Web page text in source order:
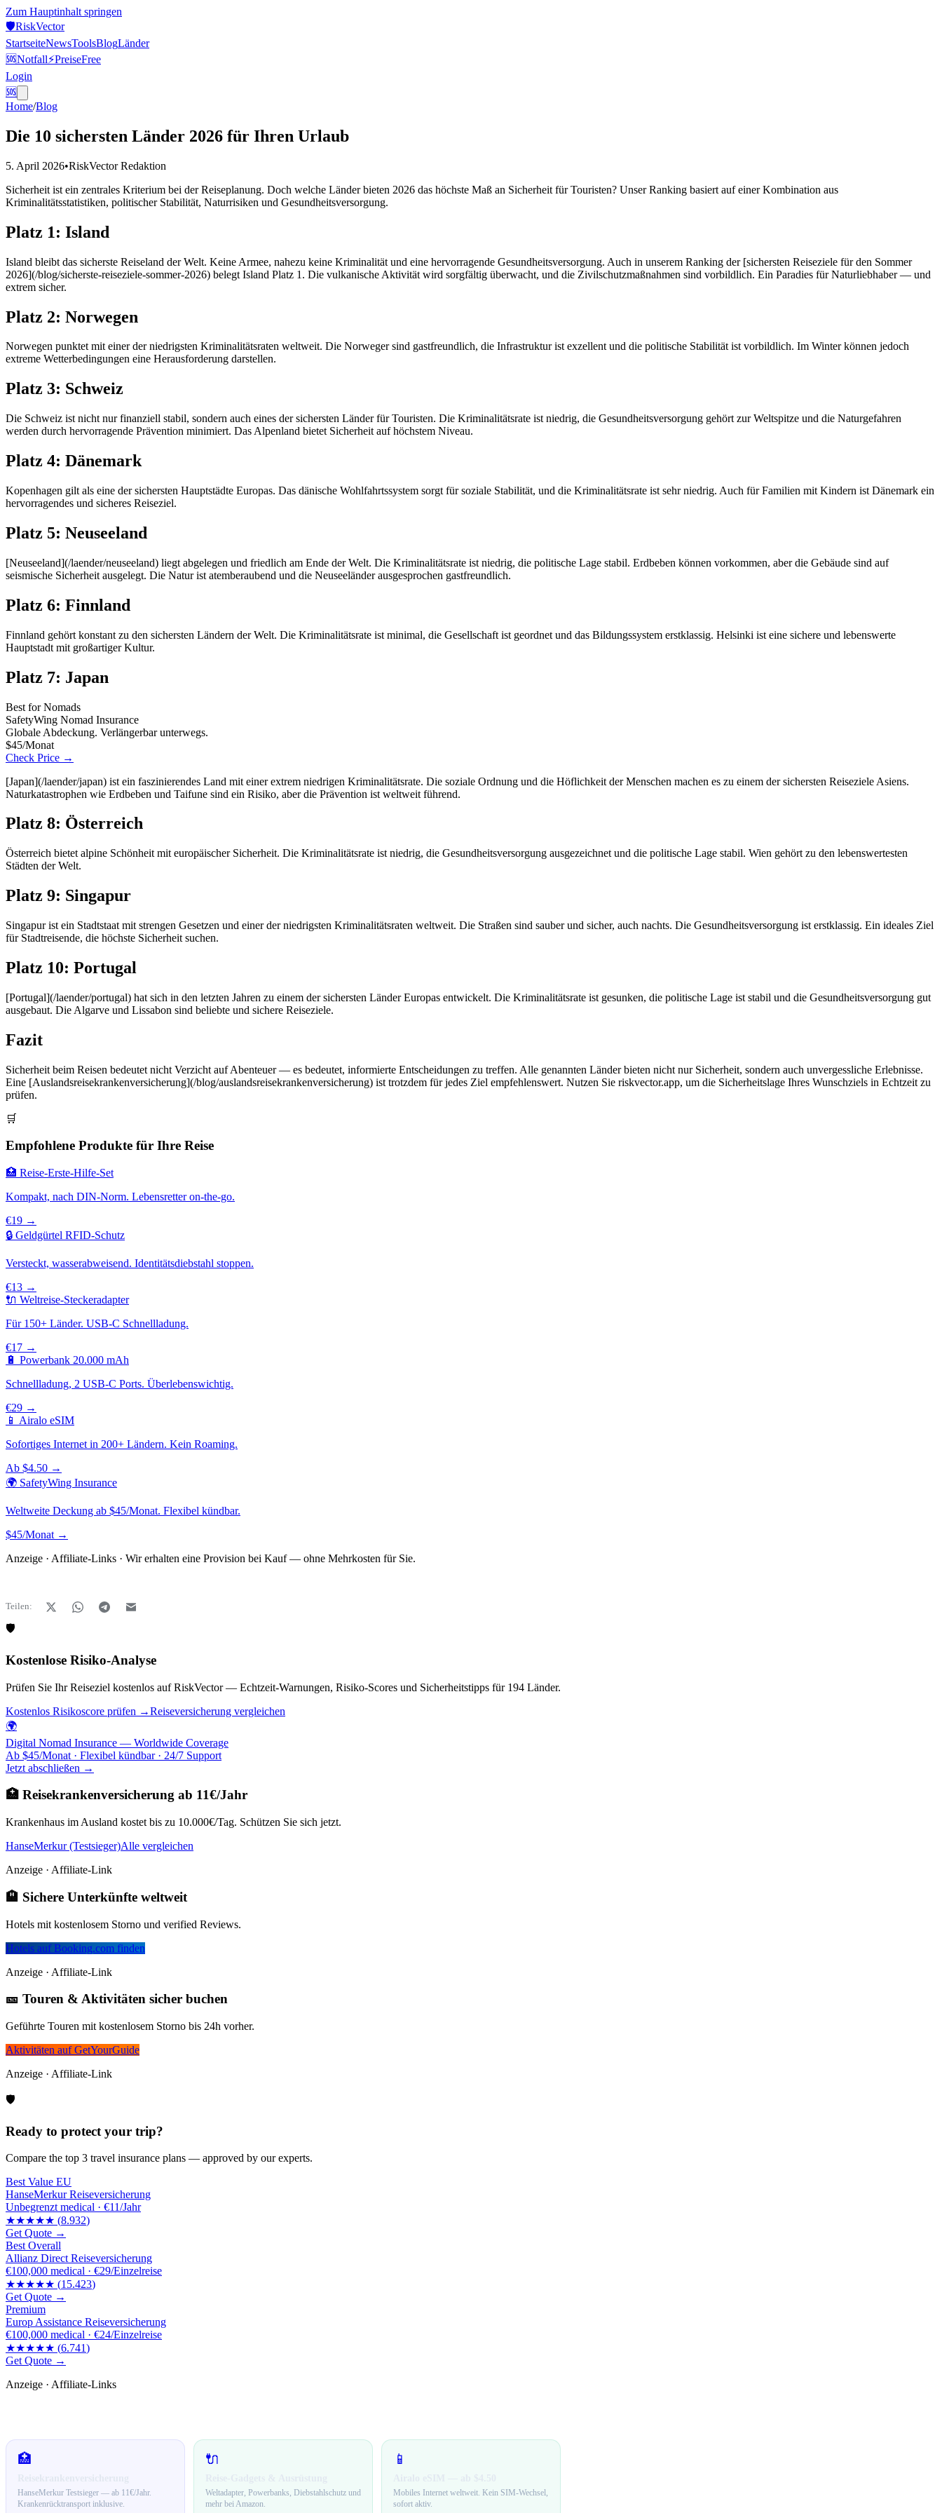
Zum Hauptinhalt springen
🛡️RiskVector
StartseiteNewsToolsBlogLänder
🆘Notfall⚡PreiseFree
Login
🆘
Home/Blog
Die 10 sichersten Länder 2026 für Ihren Urlaub
5. April 2026•RiskVector Redaktion
Sicherheit ist ein zentrales Kriterium bei der Reiseplanung. Doch welche Länder bieten 2026 das höchste Maß an Sicherheit für Touristen? Unser Ranking basiert auf einer Kombination aus
Kriminalitätsstatistiken, politischer Stabilität, Naturrisiken und Gesundheitsversorgung.
Platz 1: Island
Island bleibt das sicherste Reiseland der Welt. Keine Armee, nahezu keine Kriminalität und eine hervorragende Gesundheitsversorgung. Auch in unserem Ranking der [sichersten Reiseziele für den Sommer
2026](/blog/sicherste-reiseziele-sommer-2026) belegt Island Platz 1. Die vulkanische Aktivität wird sorgfältig überwacht, und die Zivilschutzmaßnahmen sind vorbildlich. Ein Paradies für Naturliebhaber — und
extrem sicher.
Platz 2: Norwegen
Norwegen punktet mit einer der niedrigsten Kriminalitätsraten weltweit. Die Norweger sind gastfreundlich, die Infrastruktur ist exzellent und die politische Stabilität ist vorbildlich. Im Winter können jedoch
extreme Wetterbedingungen eine Herausforderung darstellen.
Platz 3: Schweiz
Die Schweiz ist nicht nur finanziell stabil, sondern auch eines der sichersten Länder für Touristen. Die Kriminalitätsrate ist niedrig, die Gesundheitsversorgung gehört zur Weltspitze und die Naturgefahren
werden durch hervorragende Prävention minimiert. Das Alpenland bietet Sicherheit auf höchstem Niveau.
Platz 4: Dänemark
Kopenhagen gilt als eine der sichersten Hauptstädte Europas. Das dänische Wohlfahrtssystem sorgt für soziale Stabilität, und die Kriminalitätsrate ist sehr niedrig. Auch für Familien mit Kindern ist Dänemark ein
hervorragendes und sicheres Reiseziel.
Platz 5: Neuseeland
[Neuseeland](/laender/neuseeland) liegt abgelegen und friedlich am Ende der Welt. Die Kriminalitätsrate ist niedrig, die politische Lage stabil. Erdbeben können vorkommen, aber die Gebäude sind auf
seismische Sicherheit ausgelegt. Die Natur ist atemberaubend und die Neuseeländer ausgesprochen gastfreundlich.
Platz 6: Finnland
Finnland gehört konstant zu den sichersten Ländern der Welt. Die Kriminalitätsrate ist minimal, die Gesellschaft ist geordnet und das Bildungssystem erstklassig. Helsinki ist eine sichere und lebenswerte
Hauptstadt mit großartiger Kultur.
Platz 7: Japan
Best for Nomads
SafetyWing Nomad Insurance
Globale Abdeckung. Verlängerbar unterwegs.
$45/Monat
Check Price →
[Japan](/laender/japan) ist ein faszinierendes Land mit einer extrem niedrigen Kriminalitätsrate. Die soziale Ordnung und die Höflichkeit der Menschen machen es zu einem der sichersten Reiseziele Asiens.
Naturkatastrophen wie Erdbeben und Taifune sind ein Risiko, aber die Prävention ist weltweit führend.
Platz 8: Österreich
Österreich bietet alpine Schönheit mit europäischer Sicherheit. Die Kriminalitätsrate ist niedrig, die Gesundheitsversorgung ausgezeichnet und die politische Lage stabil. Wien gehört zu den lebenswertesten
Städten der Welt.
Platz 9: Singapur
Singapur ist ein Stadtstaat mit strengen Gesetzen und einer der niedrigsten Kriminalitätsraten weltweit. Die Straßen sind sauber und sicher, auch nachts. Die Gesundheitsversorgung ist erstklassig. Ein ideales Ziel
für Stadtreisende, die höchste Sicherheit suchen.
Platz 10: Portugal
[Portugal](/laender/portugal) hat sich in den letzten Jahren zu einem der sichersten Länder Europas entwickelt. Die Kriminalitätsrate ist gesunken, die politische Lage ist stabil und die Gesundheitsversorgung gut
ausgebaut. Die Algarve und Lissabon sind beliebte und sichere Reiseziele.
Fazit
Sicherheit beim Reisen bedeutet nicht Verzicht auf Abenteuer — es bedeutet, informierte Entscheidungen zu treffen. Alle genannten Länder bieten nicht nur Sicherheit, sondern auch unvergessliche Erlebnisse.
Eine [Auslandsreisekrankenversicherung](/blog/auslandsreisekrankenversicherung) ist trotzdem für jedes Ziel empfehlenswert. Nutzen Sie riskvector.app, um die Sicherheitslage Ihres Wunschziels in Echtzeit zu
prüfen.
🛒
Empfohlene Produkte für Ihre Reise
🏥 Reise-Erste-Hilfe-Set
Kompakt, nach DIN-Norm. Lebensretter on-the-go.
€19 →
🔒 Geldgürtel RFID-Schutz
Versteckt, wasserabweisend. Identitätsdiebstahl stoppen.
€13 →
🔌 Weltreise-Steckeradapter
Für 150+ Länder. USB-C Schnellladung.
€17 →
🔋 Powerbank 20.000 mAh
Schnellladung, 2 USB-C Ports. Überlebenswichtig.
€29 →
📱 Airalo eSIM
Sofortiges Internet in 200+ Ländern. Kein Roaming.
Ab $4.50 →
🌍 SafetyWing Insurance
Weltweite Deckung ab $45/Monat. Flexibel kündbar.
$45/Monat →
Anzeige · Affiliate-Links · Wir erhalten eine Provision bei Kauf — ohne Mehrkosten für Sie.
Teilen:
🛡️
Kostenlose Risiko-Analyse
Prüfen Sie Ihr Reiseziel kostenlos auf RiskVector — Echtzeit-Warnungen, Risiko-Scores und Sicherheitstipps für 194 Länder.
Kostenlos Risikoscore prüfen →Reiseversicherung vergleichen
🌍
Digital Nomad Insurance — Worldwide Coverage
Ab $45/Monat · Flexibel kündbar · 24/7 Support
Jetzt abschließen →
🏥 Reisekrankenversicherung ab 11€/Jahr
Krankenhaus im Ausland kostet bis zu 10.000€/Tag. Schützen Sie sich jetzt.
HanseMerkur (Testsieger)Alle vergleichen
Anzeige · Affiliate-Link
🏨 Sichere Unterkünfte weltweit
Hotels mit kostenlosem Storno und verified Reviews.
Hotels auf Booking.com finden
Anzeige · Affiliate-Link
🎫 Touren & Aktivitäten sicher buchen
Geführte Touren mit kostenlosem Storno bis 24h vorher.
Aktivitäten auf GetYourGuide
Anzeige · Affiliate-Link
🛡️
Ready to protect your trip?
Compare the top 3 travel insurance plans — approved by our experts.
Best Value EU
HanseMerkur Reiseversicherung
Unbegrenzt medical · €11/Jahr
★★★★★ (8.932)
Get Quote →
Best Overall
Allianz Direct Reiseversicherung
€100,000 medical · €29/Einzelreise
★★★★★ (15.423)
Get Quote →
Premium
Europ Assistance Reiseversicherung
€100,000 medical · €24/Einzelreise
★★★★★ (6.741)
Get Quote →
Anzeige · Affiliate-Links
🏥
HanseMerkur Testsieger — ab 11€/Jahr.
Krankenrücktransport inklusive.
🔌
Weltadapter, Powerbanks, Diebstahlschutz und
mehr bei Amazon.
📱
Mobiles Internet weltweit. Kein SIM-Wechsel,
sofort aktiv.